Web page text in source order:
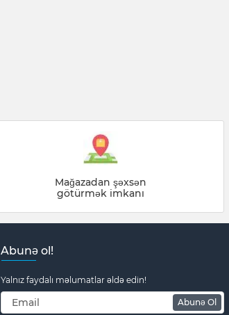
Mağazadan şəxsən
götürmək imkanı
Abunə ol!
Yalnız faydalı məlumatlar əldə edin!
Abunə Ol